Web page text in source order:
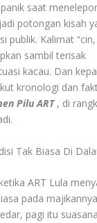
saat
potongan kisah
publik. Kalimat
sambil terisak
kacau. Dan
kronologi dan
Pilu ART , di
Tak Biasa Di
ART Lula
pada
pagi itu